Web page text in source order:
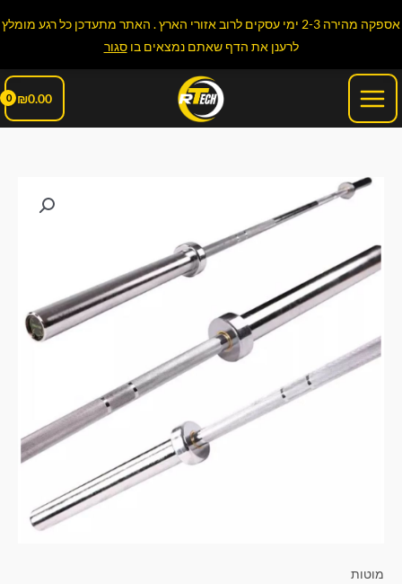
אספקה מהירה 2-3 ימי עסקים לרוב אזורי הארץ . האתר מתעדכן כל רגע מומלץ
לרענן את הדף שאתם נמצאים בוסגור
לתוכן
Main
Menu
₪0.00
מוטות
כמות
פלדה
1.2